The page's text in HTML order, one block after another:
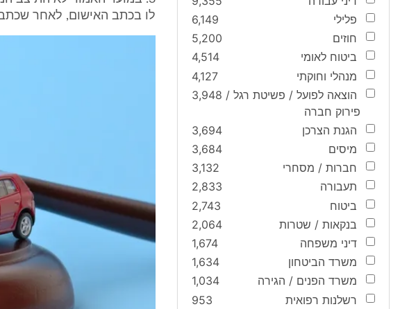
פלילי
6,149
חוזים
5,200
ביטוח לאומי
4,514
מנהלי וחוקתי
4,127
הוצאה לפועל / פשיטת רגל /
פירוק חברה
3,948
הגנת הצרכן
3,694
מיסים
3,684
חברות / מסחרי
3,132
תעבורה
2,833
ביטוח
2,743
בנקאות / שטרות
2,064
דיני משפחה
1,674
משרד הביטחון
1,634
משרד הפנים / הגירה
1,034
רשלנות רפואית
953
לו בכתב האישום, לאחר שכתב